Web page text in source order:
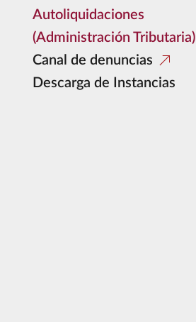
Autoliquidaciones
(Administración Tributaria)
Canal de denuncias
Descarga de Instancias